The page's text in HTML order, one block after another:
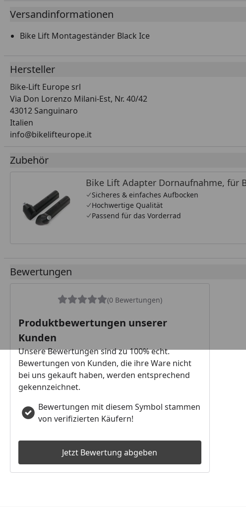
Versandinformationen
Bike Lift Montageständer Black Ice
Hersteller
Bike-Lift Europe srl
Via Don Lorenzo Milani-Est, Nr. 40/42
43012 Sanguinaro
Italien
info@bikelifteurope.it
Zubehör
Bike Lift Adapter Dornaufnahme, für
Sicheres & einfaches Aufbocken
Hochwertige Qualität
Passend für das Vorderrad
Bewertungen
(0 Bewertungen)
Produktbewertungen unserer
Kunden
Unsere Bewertungen sind zu 100% echt.
Bewertungen von Kunden, die ihre Ware nicht
bei uns gekauft haben, werden entsprechend
gekennzeichnet.
Bewertungen mit diesem Symbol stammen
von verifizierten Käufern!
Jetzt Bewertung abgeben